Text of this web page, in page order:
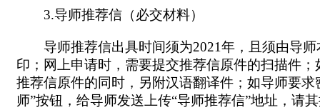
3.导师推荐信（必交材料）
导师推荐信出具时间须为2021年，且须由导
印；网上申请时，需要提交推荐信原件的扫描件
推荐信原件的同时，另附汉语翻译件；如导师要
师”按钮，给导师发送上传“导师推荐信”地址，请